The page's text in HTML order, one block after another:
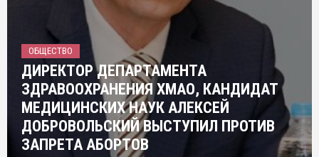
ОБЩЕСТВО
ДИРЕКТОР ДЕПАРТАМЕНТА
ЗДРАВООХРАНЕНИЯ ХМАО, КАНДИДАТ
МЕДИЦИНСКИХ НАУК АЛЕКСЕЙ
ДОБРОВОЛЬСКИЙ ВЫСТУПИЛ ПРОТИВ
ЗАПРЕТА АБОРТОВ